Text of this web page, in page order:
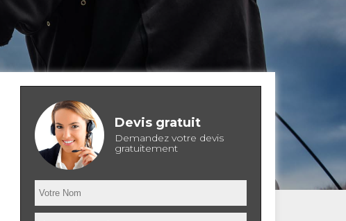
Devis gratuit
Demandez votre devis
gratuitement